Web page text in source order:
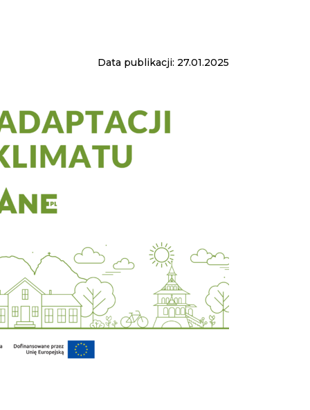
Data publikacji: 27.01.2025